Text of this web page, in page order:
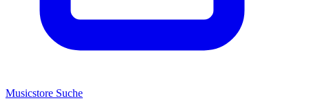
Musicstore Suche